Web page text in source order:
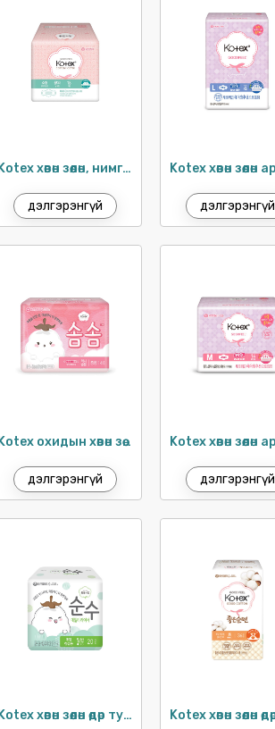
Kotex хөвөн зөөлөн, нимгэн хэрэглэл 21см / 18ш
дэлгэрэнгүй дэлгэрэнгүй
Kotex охидын хөвөн зөөлөн хэрэглэл 23 см / 14ш
дэлгэрэнгүй дэлгэрэнгүй
Kotex хөвөн зөөлөн өдөр тутам 15см / 20ш